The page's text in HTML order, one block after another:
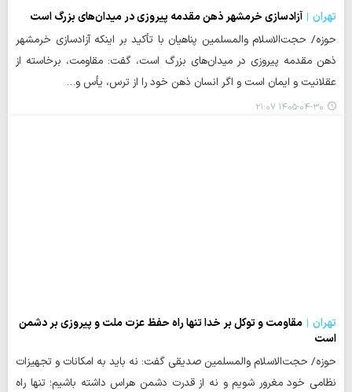
تهران
آزادسازی خرمشهر ذهن مقدمه پیروزی در میدان‌های بزرگ است
حوزه/ حجت‌الاسلام والمسلمین پناهیان با تأکید بر اینکه آزادسازی خرمشهر
ذهن مقدمه پیروزی در میدان‌های بزرگ است، گفت: مقاومت، برخاسته از
عقلانیت و ایمان است و اگر انسان ذهن خود را از ترس، یأس و…
۱۴۰۵-۰۴-۳۰ ۲۱:۰۷
تهران
مقاومت و توکل بر خدا تنها راه حفظ عزت ملت و پیروزی بر دشمن
است
حوزه/ حجت‌الاسلام والمسلمین صدیقی گفت: نه باید به امکانات و تجهیزات
نظامی خود مغرور شویم و نه از قدرت دشمن هراس داشته باشیم؛ تنها راه